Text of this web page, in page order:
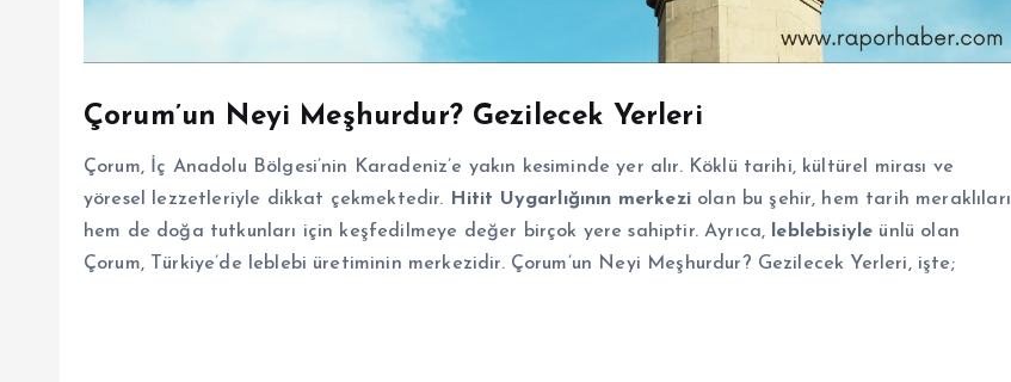
Çorum’un Neyi Meşhurdur? Gezilecek Yerleri
Çorum, İç Anadolu Bölgesi’nin Karadeniz’e yakın kesiminde yer alır. Köklü tarihi, kültürel mirası ve
yöresel lezzetleriyle dikkat çekmektedir.
Hitit Uygarlığının merkeziolan bu şehir, hem tarih meraklıları
hem de doğa tutkunları için keşfedilmeye değer birçok yere sahiptir. Ayrıca,
leblebisiyle ünlü olan
Çorum, Türkiye’de leblebi üretiminin merkezidir. Çorum’un Neyi Meşhurdur? Gezilecek Yerleri, işte;